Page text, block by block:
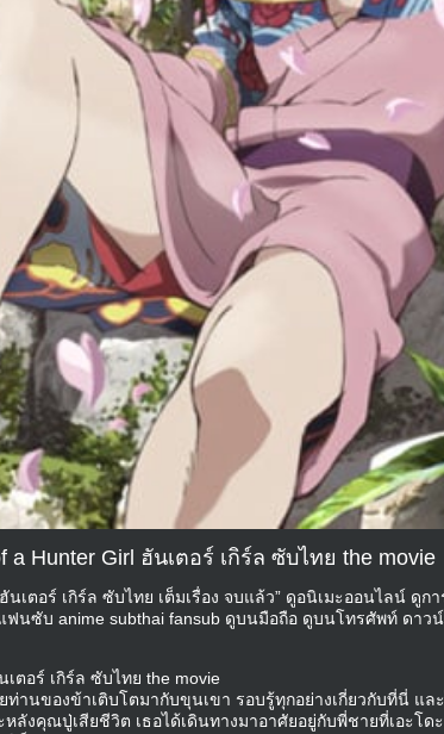
Hunter Girl ฮันเตอร์ เกิร์ล ซับไทย the movie
นเตอร์ เกิร์ล ซับไทย เต็มเรื่อง จบแล้ว” ดูอนิเมะออนไลน์ ดู
ฟนซับ anime subthai fansub ดูบนมือถือ ดูบนโทรศัพท์ ดาว
เตอร์ เกิร์ล ซับไทย the movie
านของข้าเติบโตมากับขุนเขา รอบรู้ทุกอย่างเกี่ยวกับที่นี่ แล
ลังคุณปู่เสียชีวิต เธอได้เดินทางมาอาศัยอยู่กับพี่ชายที่เอะโ